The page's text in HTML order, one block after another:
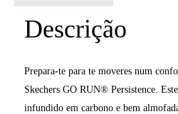
Descrição
Prepara-te para te moveres num
Skechers GO RUN® Persistence.
infundido em carbono e bem